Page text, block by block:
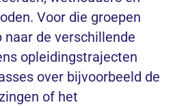
Voor die groepen
naar de verschillende
opleidingstrajecten
over bijvoorbeeld de
of het